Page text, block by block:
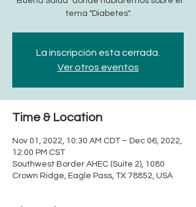
tema "Diabetes".
La inscripción esta cerrada.
Ver otros eventos
Time & Location
Nov 01, 2022, 10:30 AM CDT – Dec 06, 2022,
12:00 PM CST
Southwest Border AHEC (Suite 2), 1080
Crown Ridge, Eagle Pass, TX 78852, USA